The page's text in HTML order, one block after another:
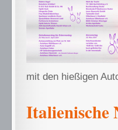
mit den hießigen
Italienische